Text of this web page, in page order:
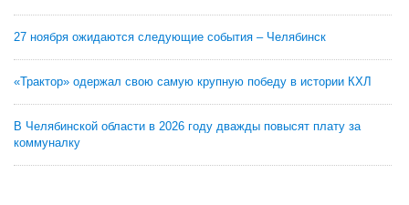
27 ноября ожидаются следующие события – Челябинск
«Трактор» одержал свою самую крупную победу в истории КХЛ
В Челябинской области в 2026 году дважды повысят плату за
коммуналку